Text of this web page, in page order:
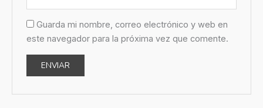
Guarda mi nombre, correo electrónico y web en
este navegador para la próxima vez que comente.